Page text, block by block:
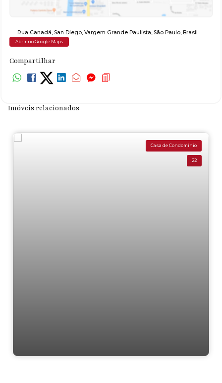
Rua Canadá San Diego, Vargem Grande Paulista São Paulo, Brasil
Abrir no Google Maps
Compartilhar
Imóveis relacionados
Casa de Condomínio
22